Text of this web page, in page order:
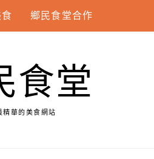
鄉民食堂合作
食堂
精華的美食網站